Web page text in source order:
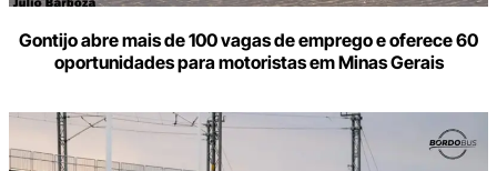
Gontijo abre mais de 100 vagas de emprego e oferece 60
oportunidades para motoristas em Minas Gerais